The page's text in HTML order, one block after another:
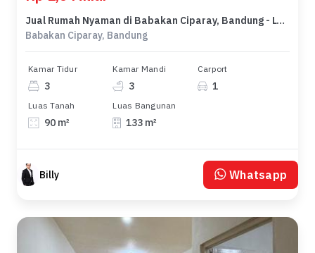
Jual Rumah Nyaman di Babakan Ciparay, Bandung - LT 90m²
Babakan Ciparay, Bandung
Kamar Tidur
3
Kamar Mandi
3
Carport
1
Luas Tanah
90 m²
Luas Bangunan
133 m²
Billy Whatsapp